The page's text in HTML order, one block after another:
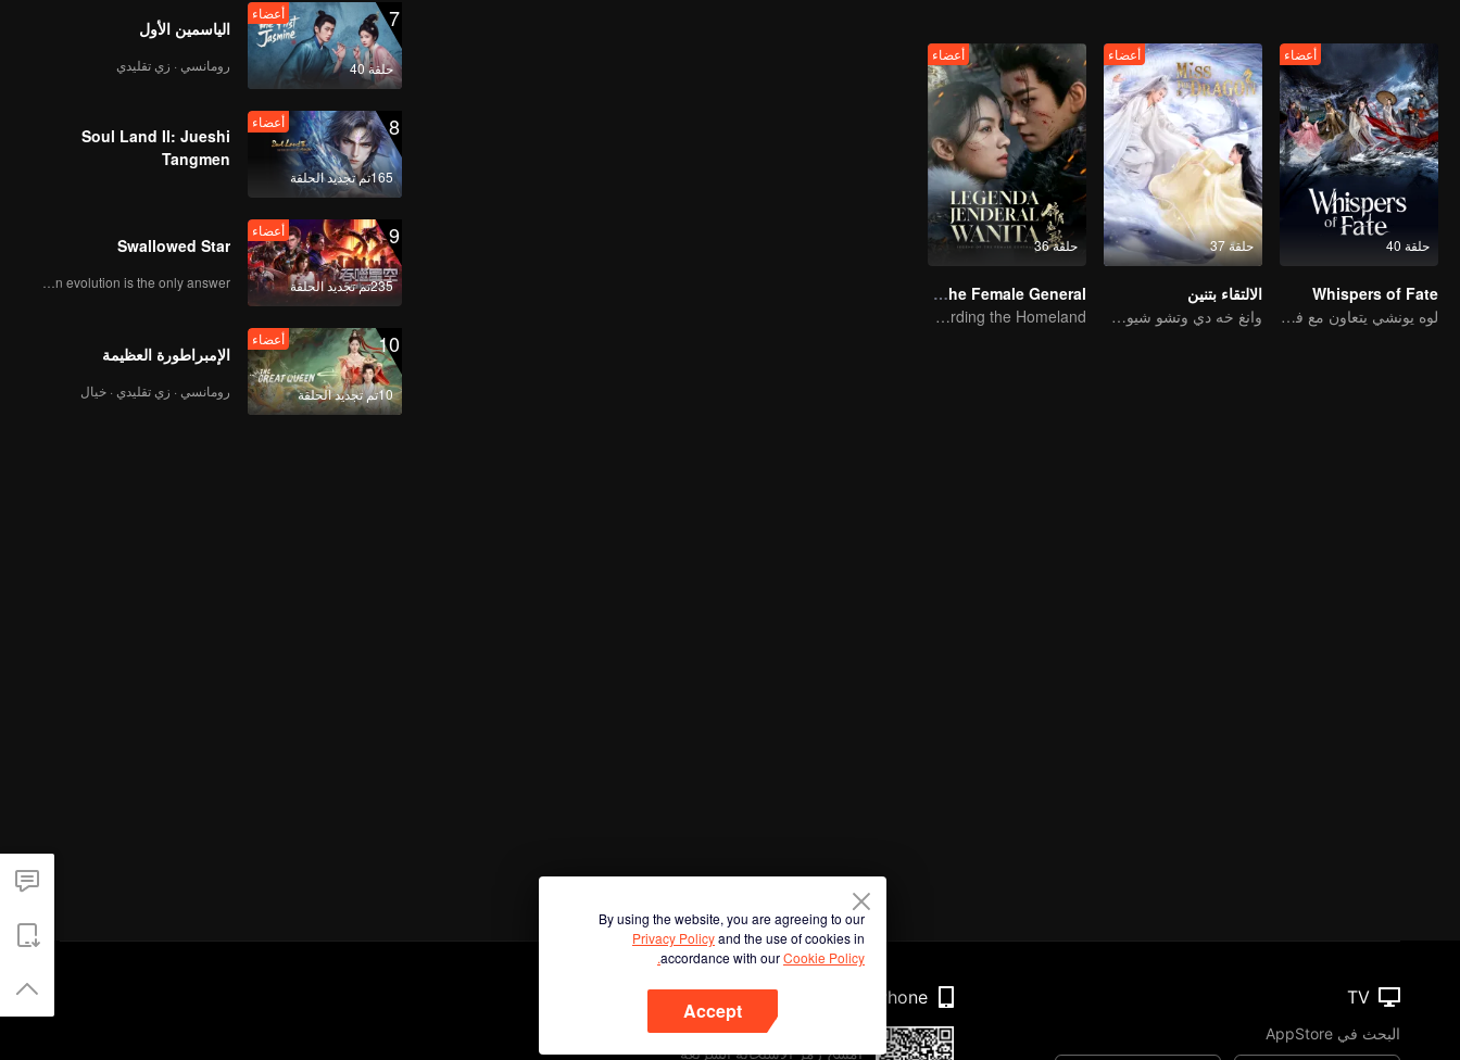
حلقة 40
أعضاء
Whispers of Fate
لوه يونشي يتعاون مع فريق لخوض غمار عالم الفنون القتالية
حلقة 37
أعضاء
الالتقاء بتنين
وانغ خه دي وتشو شيوى دان في أربعة أعمار من الحب
حلقة 36
أعضاء
Legend of The Female General
Zhou Ye and Cheng Lei Star in Drama About a Young General Guarding the Homeland
7
حلقة 40
أعضاء
الياسمين الأول
رومانسي · زي تقليدي
8
165تم تجديد الحلقة
أعضاء
Soul Land II: Jueshi
Tangmen
9
235تم تجديد الحلقة
أعضاء
Swallowed Star
Human evolution is the only answer.
10
10تم تجديد الحلقة
أعضاء
الإمبراطورة العظيمة
رومانسي · زي تقليدي · خيال
By using the website, you are agreeing to our
Privacy Policyand the use of cookies in
accordance with ourCookie Policy.
Accept
TV
البحث في AppStore
Phone
امسح رمز الاستجابة السريعة